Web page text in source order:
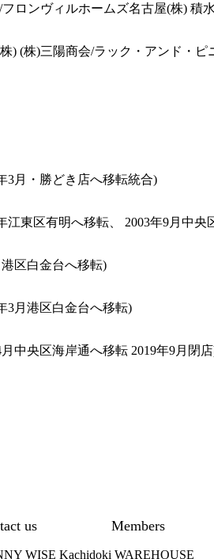
ロンヴィルホームズ名古屋(株) 積
) (株)三陽商会/ラック・アンド・ピ
3月・勝どき店へ移転統合)
江東区有明へ移転、 2003年9月中央
区白金台へ移転)
3月港区白金台へ移転)
中央区海岸通へ移転 2019年9月閉
us Members
WISE Kachidoki WAREHOUSE